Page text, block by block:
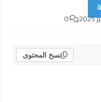
نسخ المحتوى